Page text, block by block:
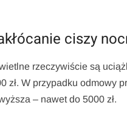
ciszy
rzeczywiście są
zł. W przypadku odmowy
– nawet do 5000 zł.